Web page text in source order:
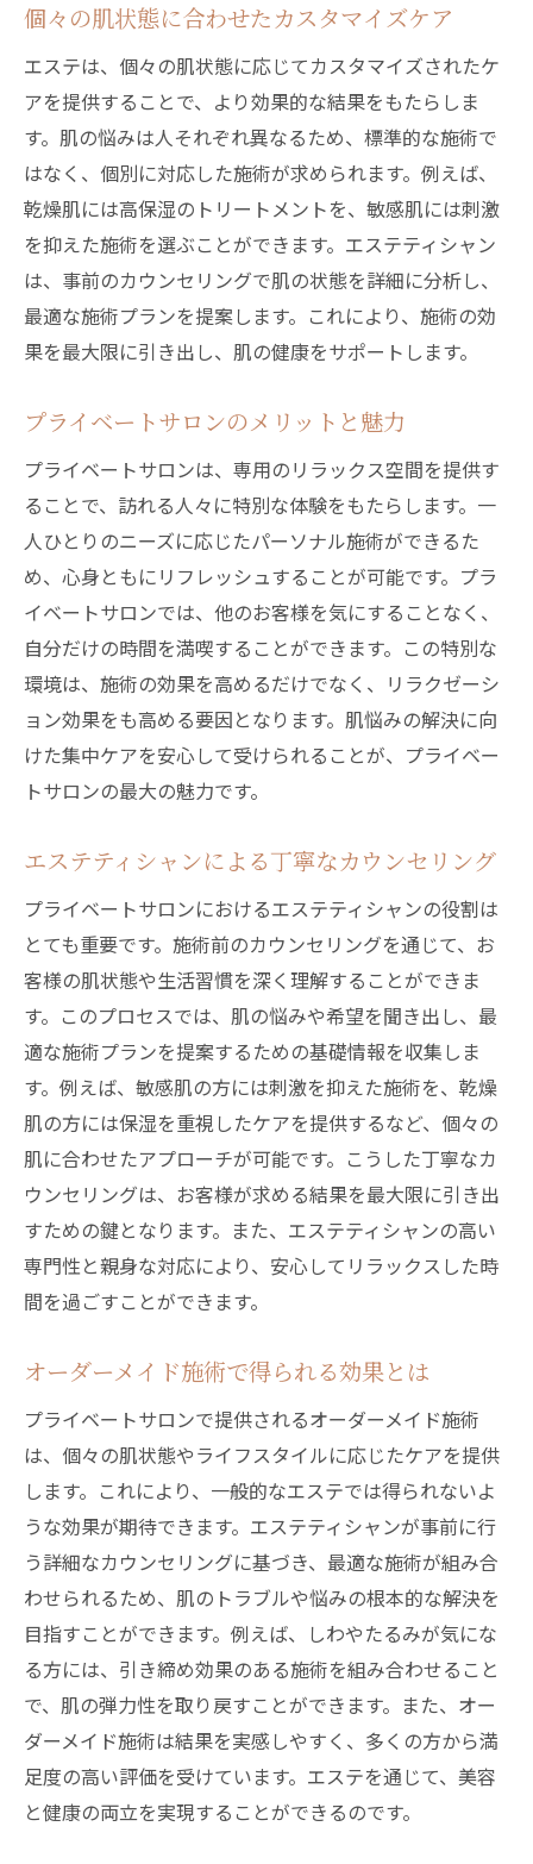
個々の肌状態に合わせたカスタマイズケア
エステは、個々の肌状態に応じてカスタマイズされたケ
アを提供することで、より効果的な結果をもたらしま
す。肌の悩みは人それぞれ異なるため、標準的な施術で
はなく、個別に対応した施術が求められます。例えば、
乾燥肌には高保湿のトリートメントを、敏感肌には刺激
を抑えた施術を選ぶことができます。エステティシャン
は、事前のカウンセリングで肌の状態を詳細に分析し、
最適な施術プランを提案します。これにより、施術の効
果を最大限に引き出し、肌の健康をサポートします。
プライベートサロンのメリットと魅力
プライベートサロンは、専用のリラックス空間を提供す
ることで、訪れる人々に特別な体験をもたらします。一
人ひとりのニーズに応じたパーソナル施術ができるた
め、心身ともにリフレッシュすることが可能です。プラ
イベートサロンでは、他のお客様を気にすることなく、
自分だけの時間を満喫することができます。この特別な
環境は、施術の効果を高めるだけでなく、リラクゼーシ
ョン効果をも高める要因となります。肌悩みの解決に向
けた集中ケアを安心して受けられることが、プライベー
トサロンの最大の魅力です。
エステティシャンによる丁寧なカウンセリング
プライベートサロンにおけるエステティシャンの役割は
とても重要です。施術前のカウンセリングを通じて、お
客様の肌状態や生活習慣を深く理解することができま
す。このプロセスでは、肌の悩みや希望を聞き出し、最
適な施術プランを提案するための基礎情報を収集しま
す。例えば、敏感肌の方には刺激を抑えた施術を、乾燥
肌の方には保湿を重視したケアを提供するなど、個々の
肌に合わせたアプローチが可能です。こうした丁寧なカ
ウンセリングは、お客様が求める結果を最大限に引き出
すための鍵となります。また、エステティシャンの高い
専門性と親身な対応により、安心してリラックスした時
間を過ごすことができます。
オーダーメイド施術で得られる効果とは
プライベートサロンで提供されるオーダーメイド施術
は、個々の肌状態やライフスタイルに応じたケアを提供
します。これにより、一般的なエステでは得られないよ
うな効果が期待できます。エステティシャンが事前に行
う詳細なカウンセリングに基づき、最適な施術が組み合
わせられるため、肌のトラブルや悩みの根本的な解決を
目指すことができます。例えば、しわやたるみが気にな
る方には、引き締め効果のある施術を組み合わせること
で、肌の弾力性を取り戻すことができます。また、オー
ダーメイド施術は結果を実感しやすく、多くの方から満
足度の高い評価を受けています。エステを通じて、美容
と健康の両立を実現することができるのです。